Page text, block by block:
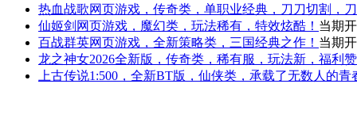
热血战歌网页游戏，传奇类，单职业经典，刀刀切割，
仙姬剑 网页游戏，魔幻类，玩法稀有，特效炫酷！ 当期
百战群英网页游戏，全新策略类，三国经典之作！ 当期
龙之神女2026全新版，传奇类，稀有服，玩法新，福利
上古传说1:500，全新BT版，仙侠类，承载了无数人的青